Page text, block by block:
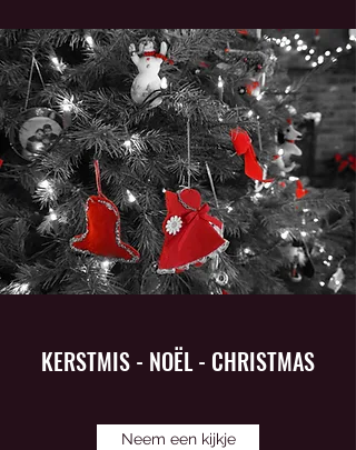
KERSTMIS - NOËL - CHRISTMAS
Neem een kijkje